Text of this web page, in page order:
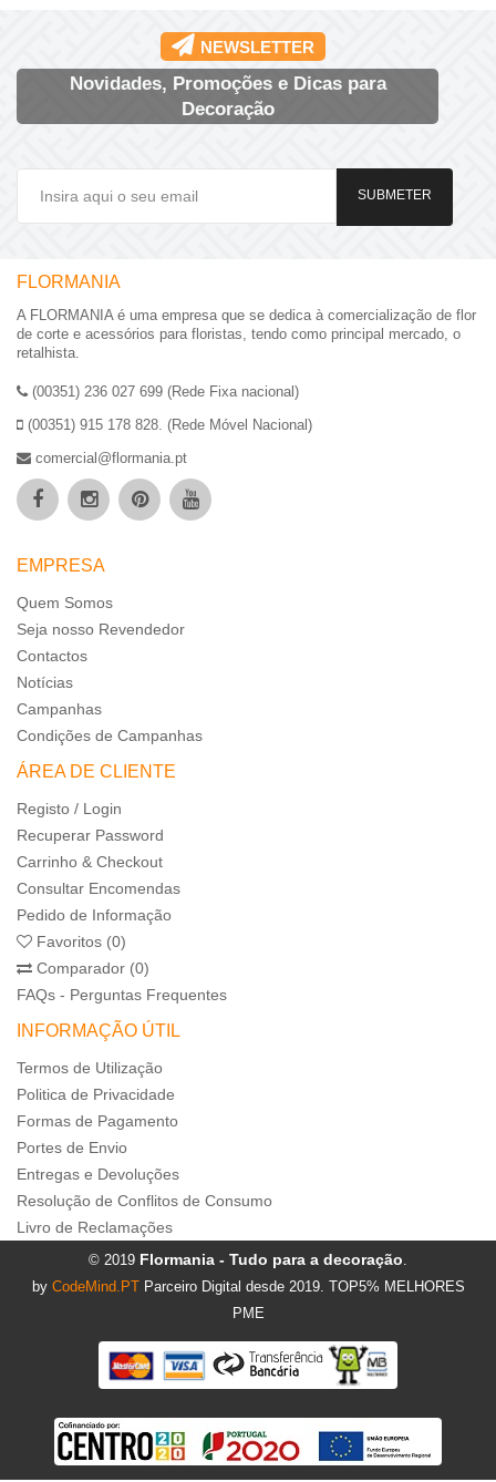
NEWSLETTER
Novidades, Promoções e Dicas para
Decoração
SUBMETER
FLORMANIA
A FLORMANIA é uma empresa que se dedica à comercialização de flor
de corte e acessórios para floristas, tendo como principal mercado, o
retalhista.
(00351) 236 027 699 (Rede Fixa nacional)
(00351) 915 178 828. (Rede Móvel Nacional)
comercial@flormania.pt
EMPRESA
Quem Somos
Seja nosso Revendedor
Contactos
Notícias
Campanhas
Condições de Campanhas
ÁREA DE CLIENTE
Registo / Login
Recuperar Password
Carrinho & Checkout
Consultar Encomendas
Pedido de Informação
Favoritos (0)
Comparador (0)
FAQs - Perguntas Frequentes
INFORMAÇÃO ÚTIL
Termos de Utilização
Politica de Privacidade
Formas de Pagamento
Portes de Envio
Entregas e Devoluções
Resolução de Conflitos de Consumo
Livro de Reclamações
© 2019 Flormania - Tudo para a decoração.
by CodeMind.PT Parceiro Digital desde 2019. TOP5% MELHORES
PME